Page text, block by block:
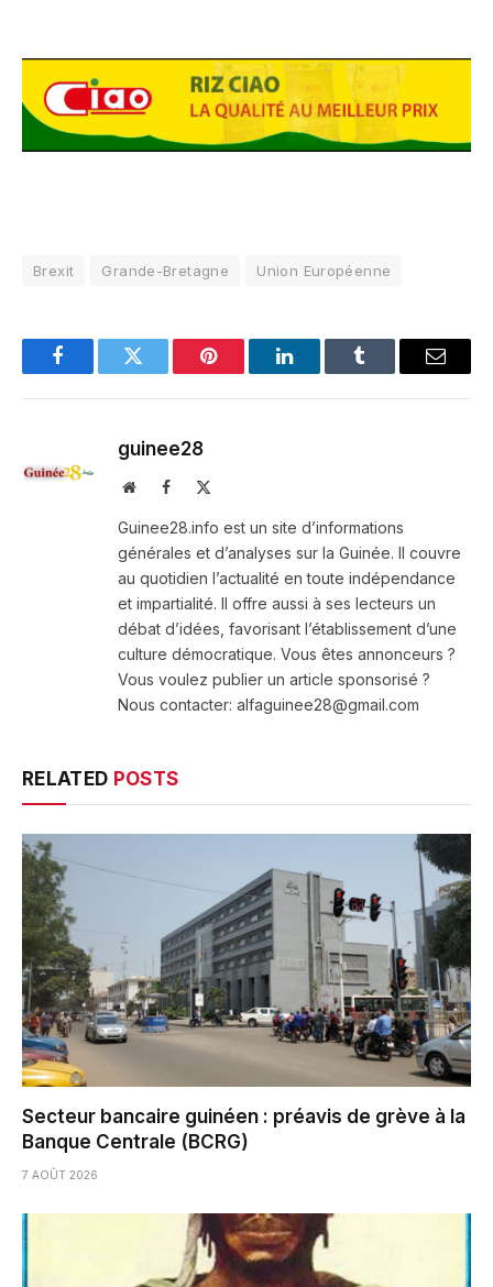
Brexit Grande-Bretagne Union Européenne
FacebookTwitter Pinterest LinkedInTumblr Email
guinee28
WebsiteFacebook
Guinee28.info est un site d’informations
générales et d’analyses sur la Guinée. Il couvre
au quotidien l’actualité en toute indépendance
et impartialité. Il offre aussi à ses lecteurs un
débat d’idées, favorisant l’établissement d’une
culture démocratique. Vous êtes annonceurs ?
Vous voulez publier un article sponsorisé ?
Nous contacter: alfaguinee28@gmail.com
RELATED POSTS
Secteur bancaire guinéen : préavis de grève à la
Banque Centrale (BCRG)
7 AOÛT 2026